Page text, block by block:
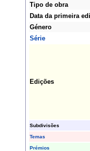
Tipo de obra
Data da primeira
Género
Série
Edições
Subdivisões
Temas
Prémios